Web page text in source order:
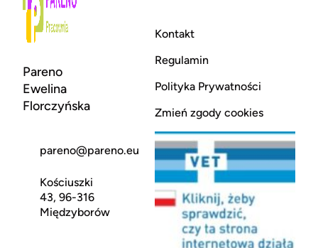
Pareno
Ewelina
Florczyńska
pareno@pareno.eu
Kościuszki
43, 96-316
Międzyborów
Kontakt
Regulamin
Polityka Prywatności
Zmień zgody cookies